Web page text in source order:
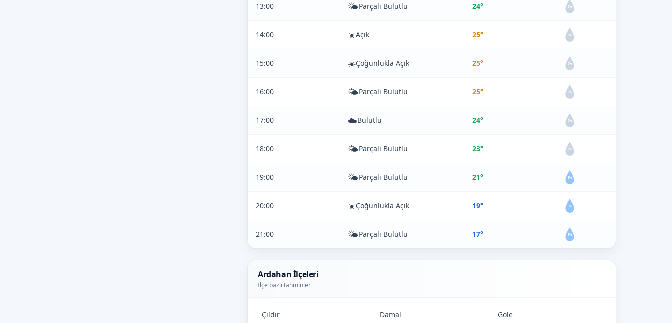
13:00 🌤️Parçalı Bulutlu 24° 0%
14:00 ☀️Açık 25° 0%
15:00 ☀️Çoğunlukla Açık 25° 0%
16:00 🌤️Parçalı Bulutlu 25° 0%
17:00 ☁️Bulutlu 24° 0%
18:00 🌤️Parçalı Bulutlu 23° 0%
19:00 🌤️Parçalı Bulutlu 21° 3%
20:00 ☀️Çoğunlukla Açık 19° 3%
21:00 🌤️Parçalı Bulutlu 17° 3%
Ardahan İlçeleri
İlçe bazlı tahminler
Çıldır Damal Göle